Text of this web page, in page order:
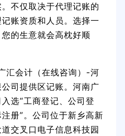
不仅取决于代理记账的
账资质和人员。选择一
的生意就会高枕好顺
汇会计（在线咨询）-河
司提供区记账。河南广
选“工商登记、公司登
册”。公司位于新乡高新
交叉口电子信息科技园